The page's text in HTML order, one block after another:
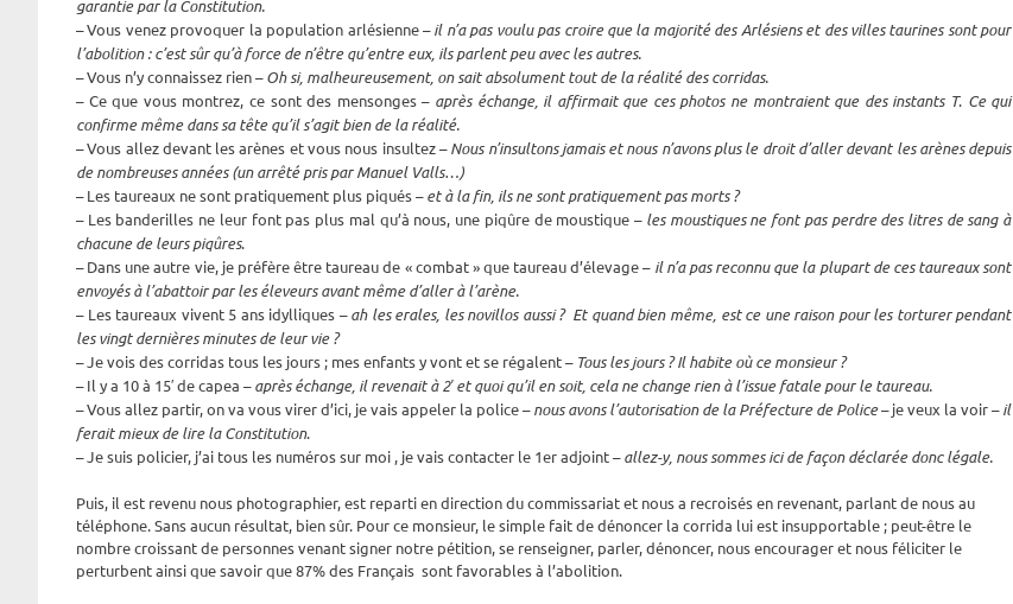
garantie par la Constitution.
– Vous venez provoquer la population arlésienne –il n’a pas voulu pas croire que la majorité des Arlésiens et des villes taurines sont pour
l’abolition : c’est sûr qu’à force de n’être qu’entre eux, ils parlent peu avec les autres.
– Vous n’y connaissez rien –Oh si, malheureusement, on sait absolument tout de la réalité des corridas.
– Ce que vous montrez, ce sont des mensonges – après échange, il affirmait que ces photos ne montraient que des instants T. Ce qui
confirme même dans sa tête qu’il s’agit bien de la réalité.
– Vous allez devant les arènes et vous nous insultez –Nous n’insultons jamais et nous n’avons plus le droit d’aller devant les arènes depuis
de nombreuses années (un arrêté pris par Manuel Valls…)
– Les taureaux ne sont pratiquement plus piqués –et à la fin, ils ne sont pratiquement pas morts ?
– Les banderilles ne leur font pas plus mal qu’à nous, une piqûre de moustique – les moustiques ne font pas perdre des litres de sang à
chacune de leurs piqûres.
– Dans une autre vie, je préfère être taureau de « combat » que taureau d’élevage – il n’a pas reconnu que la plupart de ces taureaux sont
envoyés à l’abattoir par les éleveurs avant même d’aller à l’arène.
– Les taureaux vivent 5 ans idylliques –ah les erales, les novillos aussi ? Et quand bien même, est ce une raison pour les torturer pendant
les vingt dernières minutes de leur vie ?
– Je vois des corridas tous les jours ; mes enfants y vont et se régalent – Tous les jours ? Il habite où ce monsieur ?
– Il y a 10 à 15′ de capea –après échange, il revenait à 2′ et quoi qu’il en soit, cela ne change rien à l’issue fatale pour le taureau.
– Vous allez partir, on va vous virer d’ici, je vais appeler la police –nous avons l’autorisation de la Préfecture de Police– je veux la voir –il
ferait mieux de lire la Constitution.
– Je suis policier, j’ai tous les numéros sur moi , je vais contacter le 1er adjoint –allez-y, nous sommes ici de façon déclarée donc légale.
Puis, il est revenu nous photographier, est reparti en direction du commissariat et nous a recroisés en revenant, parlant de nous au
téléphone. Sans aucun résultat, bien sûr. Pour ce monsieur, le simple fait de dénoncer la corrida lui est insupportable ; peut-être le
nombre croissant de personnes venant signer notre pétition, se renseigner, parler, dénoncer, nous encourager et nous féliciter le
perturbent ainsi que savoir que 87% des Français sont favorables à l’abolition.